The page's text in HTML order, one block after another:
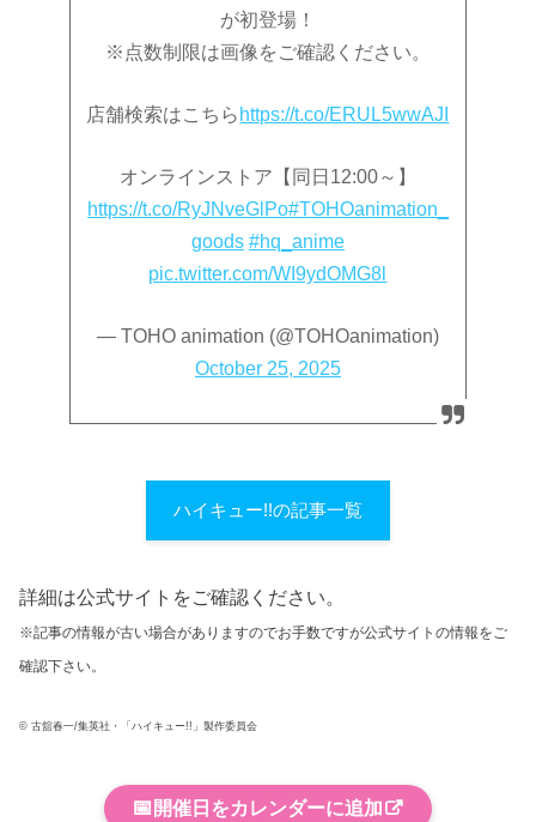
が初登場！
※点数制限は画像をご確認ください。
店舗検索はこちら https://t.co/ERUL5wwAJI
オンラインストア【同日12:00～】
https://t.co/RyJNveGlPo#TOHOanimation_
goods #hq_anime
pic.twitter.com/WI9ydOMG8l
— TOHO animation (@TOHOanimation)
October 25, 2025
ハイキュー!!の記事一覧
詳細は公式サイトをご確認ください。
※記事の情報が古い場合がありますのでお手数ですが公式サイトの情報をご
確認下さい。
© 古舘春一/集英社・「ハイキュー!!」製作委員会
📅 開催日をカレンダーに追加